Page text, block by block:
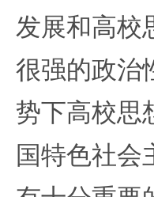
发展和高校
很强的政治
势下高校思
国特色社会